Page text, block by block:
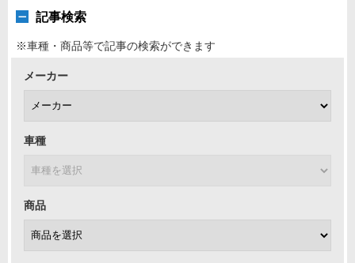
記事検索
※車種・商品等で記事の検索ができます
メーカー
車種
商品